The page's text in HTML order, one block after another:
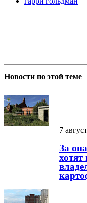
Новости по этой теме
7
За